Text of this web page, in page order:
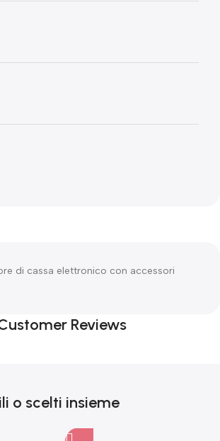
di cassa elettronico con accessori
Reviews
o scelti insieme